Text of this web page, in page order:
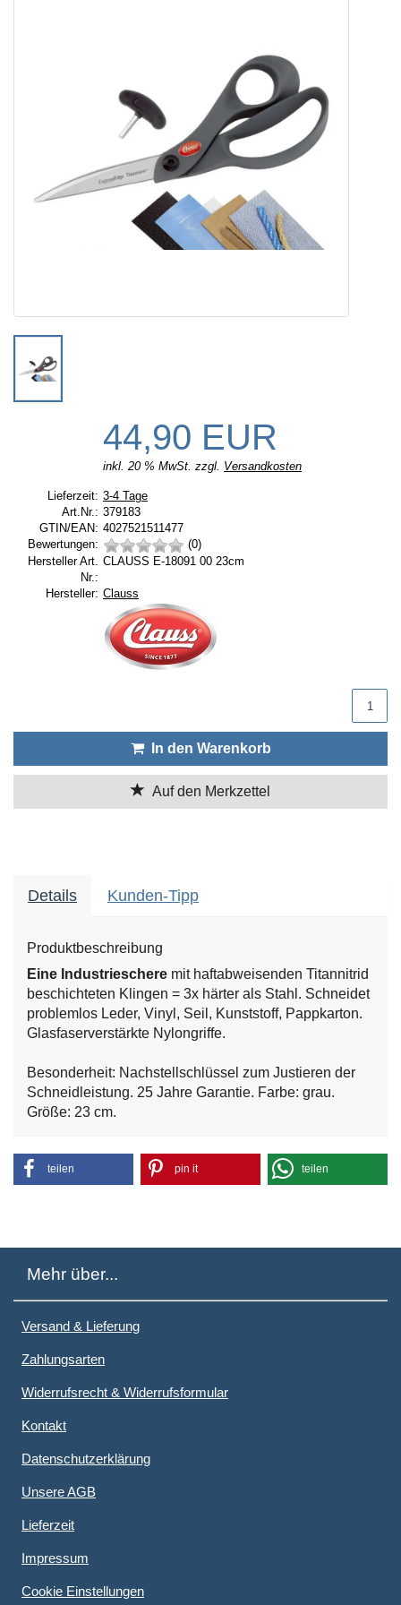
44,90 EUR
inkl. 20 % MwSt. zzgl. Versandkosten
Lieferzeit: Lieferzeit:
3-4 Tage
Art.Nr.: 379183
GTIN/EAN: 4027521511477
Bewertungen:
(0)
Hersteller Art.
Nr.:
CLAUSS E-18091 00 23cm
Hersteller: Hersteller:
Clauss
In den Warenkorb
Auf den Merkzettel
Details Kunden-Tipp
Produktbeschreibung
Eine Industrieschere mit haftabweisenden Titannitrid
beschichteten Klingen = 3x härter als Stahl. Schneidet
problemlos Leder, Vinyl, Seil, Kunststoff, Pappkarton.
Glasfaserverstärkte Nylongriffe.
Besonderheit: Nachstellschlüssel zum Justieren der
Schneidleistung. 25 Jahre Garantie. Farbe: grau.
Größe: 23 cm.
teilen pin it teilen
Mehr über...
Versand & Lieferung
Zahlungsarten
Widerrufsrecht & Widerrufsformular
Kontakt
Datenschutzerklärung
Unsere AGB
Lieferzeit
Impressum
Cookie Einstellungen